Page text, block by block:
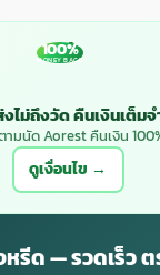
100%
MONEY BACK
ไม่ถึงวัด คืนเงินเต็ม
ามนัด Aorest คืนเงิน
ดูเงื่อนไข →
รีด — รวดเร็ว ต